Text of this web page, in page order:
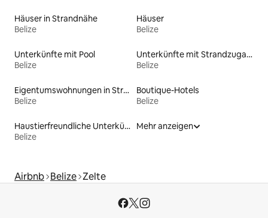
Häuser in Strandnähe
Belize
Häuser
Belize
Unterkünfte mit Pool
Belize
Unterkünfte mit Strandzugang
Belize
Eigentumswohnungen in Strandnähe
Belize
Boutique-Hotels
Belize
Haustierfreundliche Unterkünfte
Belize
Mehr anzeigen
Airbnb Belize Zelte